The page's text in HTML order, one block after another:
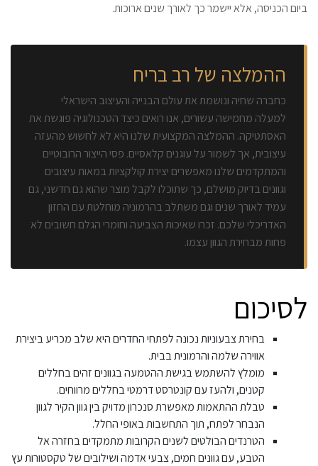
ביום הכניסה, אלא יישמר כך לאורך שנים ארוכות.
ההמלצה של רב בריח
כחברה שחיה ונושמת את עולם הבנייה והעיצוב הישראלי
למעלה מחמישה עשורים, אנו רואים כיצד הטכנולוגיה פוגשת את
האסתטיקה. ההמלצה המקצועית שלנו היא לא לחשוש מהעזה
עיצובית, אך לשמור על עוגנים קלאסיים. פסי הייצור הרובוטיים
והמתקדמים שלנו מאפשרים יצירת קולקציות במאות עיצובים
וגוונים בדיוק מושלם, כך שתוכלו לקבל מוצר שהוא גם חדשני, גם
עמיד לאורך שנים וגם משתלב בהרמוניה מוחלטת עם החזון
האדריכלי שלכם. זכרו שאיכות הצביעה וחומרי הגלם חשובים לא
פחות מבחירת הגוון עצמו.
לסיכום
בחירת צבעוניות נכונה לפתחי החדרים היא שלב מכריע ביצירת
אווירה שלמה והרמונית בבית.
מומלץ להשתמש בגישת ההטמעה בגוונים זהים בחללים
קטנים, ולהעז עם קונטרסט דרמטי בחללים מרווחים.
טבלת ההתאמות מאפשרת סנכרון מדויק בין גוון הקיר לגוון
הנבחר לפתח, תוך התחשבות באופי החלל.
הטרנדים הבולטים לשנים הקרובות מתמקדים בחזרה אל
הטבע, עם גוונים חמים, צבעי אדמה ושילובים של טקסטורות עץ